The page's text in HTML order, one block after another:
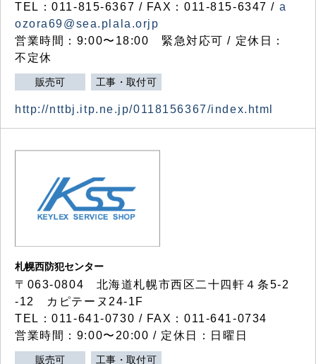
TEL：011-815-6367 / FAX：011-815-6347 / a
ozora69@sea.plala.orjp
営業時間：9:00〜18:00 緊急対応可 / 定休日：
不定休
販売可 工事・取付可
http://nttbj.itp.ne.jp/0118156367/index.html
札幌西防犯センター
〒063-0804 北海道札幌市西区二十四軒４条5-2
-12 カピテーヌ24-1F
TEL：011-641-0730 / FAX：011-641-0734
営業時間：9:00〜20:00 / 定休日：日曜日
販売可 工事・取付可